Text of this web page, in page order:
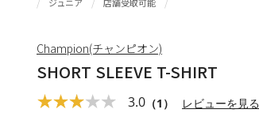
SHORT SLEEVE T-SHIRT
3.0 （1） レビューを見る
Champion(チャンピオン)